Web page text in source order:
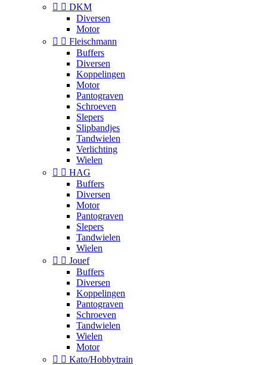
  DKM
Diversen
Motor
  Fleischmann
Buffers
Diversen
Koppelingen
Motor
Pantograven
Schroeven
Slepers
Slipbandjes
Tandwielen
Verlichting
Wielen
  HAG
Buffers
Diversen
Motor
Pantograven
Slepers
Tandwielen
Wielen
  Jouef
Buffers
Diversen
Koppelingen
Pantograven
Schroeven
Tandwielen
Wielen
Motor
  Kato/Hobbytrain